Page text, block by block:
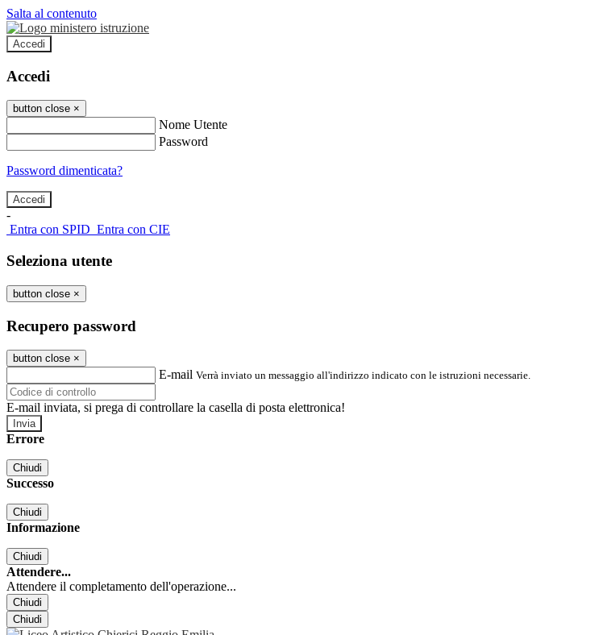
Salta al contenuto
Accedi
Accedi
button close ×
Nome Utente
Password
Password dimenticata?
-
Entra con SPID Entra con CIE
Seleziona utente
button close ×
Recupero password
button close ×
E-mail Verrà inviato un messaggio all'indirizzo indicato con le istruzioni necessarie.
E-mail inviata, si prega di controllare la casella di posta elettronica!
Errore
Chiudi
Successo
Chiudi
Informazione
Chiudi
Attendere...
Attendere il completamento dell'operazione...
Chiudi
Chiudi